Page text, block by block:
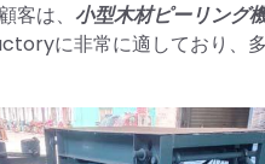
客は、 小型木材ピーリング
に非常に適しており、